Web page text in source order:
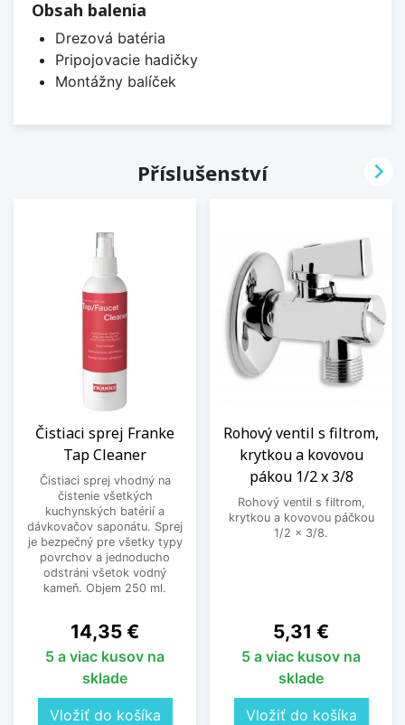
Obsah balenia
Drezová batéria
Pripojovacie hadičky
Montážny balíček
Příslušenství
Čistiaci sprej Franke
Tap Cleaner
Čistiaci sprej vhodný na
čistenie všetkých
kuchynských batérií a
dávkovačov saponátu. Sprej
je bezpečný pre všetky typy
povrchov a jednoducho
odstráni všetok vodný
kameň. Objem 250 ml.
Cena
14,35 €
5 a viac kusov na
sklade
Vložiť do košíka
Rohový ventil s filtrom,
krytkou a kovovou
pákou 1/2 x 3/8
Rohový ventil s filtrom,
krytkou a kovovou páčkou
1/2 x 3/8.
Cena
5,31 €
5 a viac kusov na
sklade
Vložiť do košíka
